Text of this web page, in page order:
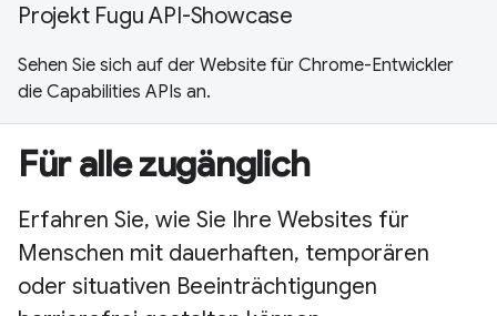
Projekt Fugu API-Showcase
Sehen Sie sich auf der Website für Chrome-Entwickler
die Capabilities APIs an.
Für alle zugänglich
Erfahren Sie, wie Sie Ihre Websites für
Menschen mit dauerhaften, temporären
oder situativen Beeinträchtigungen